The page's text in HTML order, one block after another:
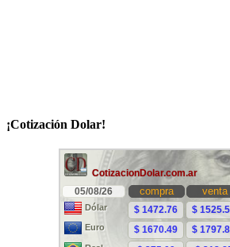
¡Cotización Dolar!